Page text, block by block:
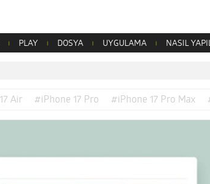
PLAY DOSYA UYGULAMA NASIL
Air #iPhone 17 Pro #iPhone 17 Pro Max